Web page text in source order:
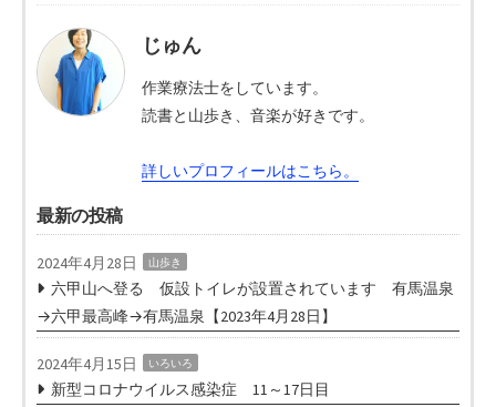
じゅん
作業療法士をしています。
読書と山歩き、音楽が好きです。
詳しいプロフィールはこちら。
最新の投稿
2024年4月28日 山歩き
六甲山へ登る 仮設トイレが設置されています 有馬温泉
→六甲最高峰→有馬温泉【2023年4月28日】
2024年4月15日 いろいろ
新型コロナウイルス感染症 11～17日目